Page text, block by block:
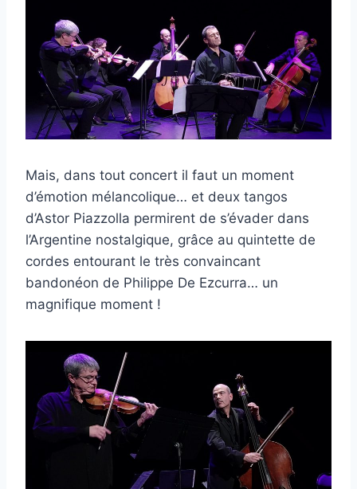
Mais, dans tout concert il faut un moment
d’émotion mélancolique… et deux tangos
d’Astor Piazzolla permirent de s’évader dans
l’Argentine nostalgique, grâce au quintette de
cordes entourant le très convaincant
bandonéon de Philippe De Ezcurra… un
magnifique moment !